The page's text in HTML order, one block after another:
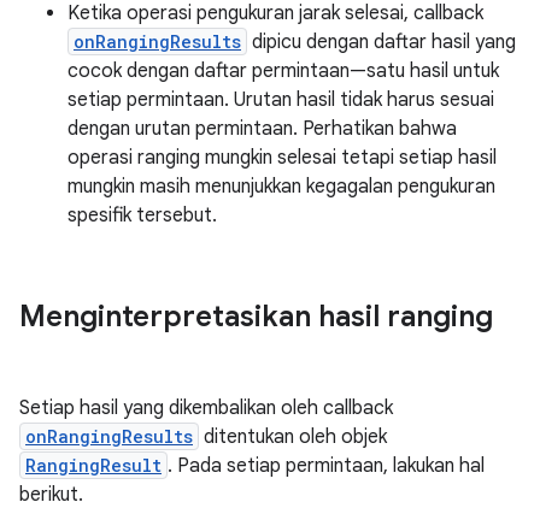
Ketika operasi pengukuran jarak selesai, callback
onRangingResults dipicu dengan daftar hasil yang
cocok dengan daftar permintaan—satu hasil untuk
setiap permintaan. Urutan hasil tidak harus sesuai
dengan urutan permintaan. Perhatikan bahwa
operasi ranging mungkin selesai tetapi setiap hasil
mungkin masih menunjukkan kegagalan pengukuran
spesifik tersebut.
Menginterpretasikan hasil ranging
Setiap hasil yang dikembalikan oleh callback
onRangingResults ditentukan oleh objek
RangingResult . Pada setiap permintaan, lakukan hal
berikut.